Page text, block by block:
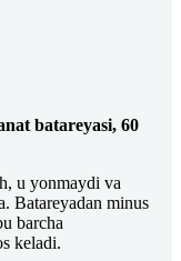
batareyasi, 60
u yonmaydi va
Batareyadan minus
barcha
keladi.